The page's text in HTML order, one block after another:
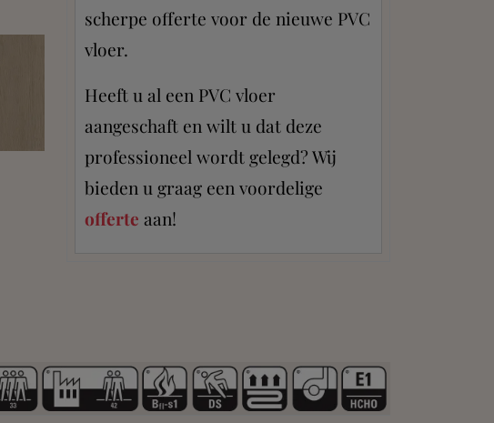
scherpe offerte voor de nieuwe PVC
vloer.
Heeft u al een PVC vloer
aangeschaft en wilt u dat deze
professioneel wordt gelegd? Wij
bieden u graag een voordelige
offerte aan!